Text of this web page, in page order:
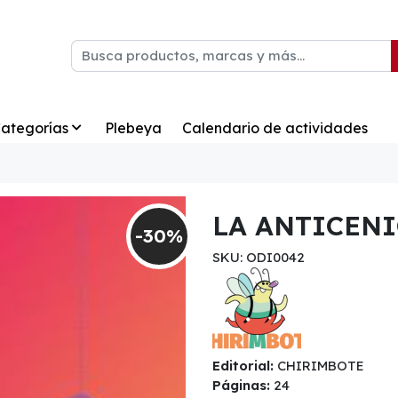
Plebeya Calendario de actividades
-30% LA
SKU: ODI0042
Editorial: CHIRIMBOTE
Páginas: 24